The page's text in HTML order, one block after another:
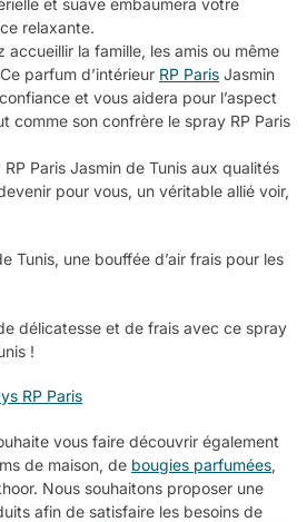
et suave embaumera votre
relaxante.
accueillir la famille, les amis ou même
parfum d’intérieur RP Paris Jasmin
et vous aidera pour l’aspect
comme son confrère le spray RP Paris
Paris Jasmin de Tunis aux qualités
pour vous, un véritable allié voir,
Tunis, une bouffée d’air frais pour les
délicatesse et de frais avec ce spray
!
RP Paris
vous faire découvrir également
de maison, de bougies parfumées,
Nous souhaitons proposer une
afin de satisfaire les besoins de